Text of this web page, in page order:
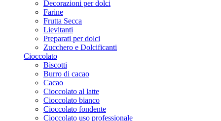
Decorazioni per dolci
Farine
Frutta Secca
Lievitanti
Preparati per dolci
Zucchero e Dolcificanti
Cioccolato
Biscotti
Burro di cacao
Cacao
Cioccolato al latte
Cioccolato bianco
Cioccolato fondente
Cioccolato uso professionale